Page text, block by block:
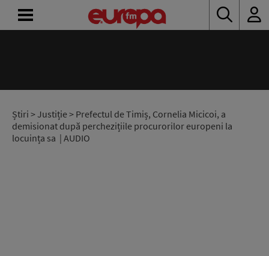
Știri > Justiție> Prefectul de Timiș, Cornelia Micicoi, a
demisionat după perchezițiile procurorilor europeni la
locuința sa | AUDIO
RADIO
CONCURSURI